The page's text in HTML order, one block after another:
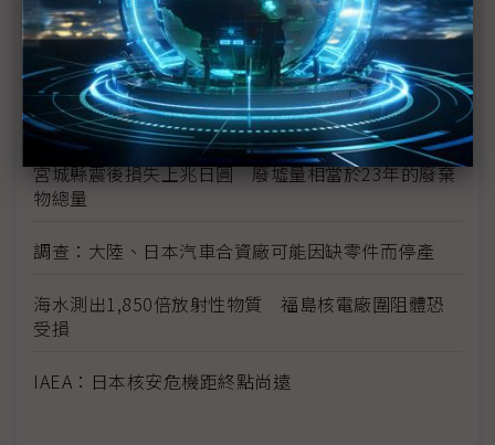
日震限電影響 光學玻璃廠小原、Hoya相繼宣布減產
富士通指震災讓該公司損失數十億日圓
學者：日本核電站問題 後果將是長期且災難性的
宮城縣震後損失上兆日圓 廢墟量相當於23年的廢棄
物總量
調查：大陸、日本汽車合資廠可能因缺零件而停產
海水測出1,850倍放射性物質 福島核電廠圍阻體恐
受損
IAEA：日本核安危機距終點尚遠